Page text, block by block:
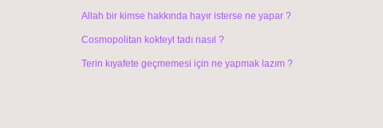
Allah bir kimse hakkında hayır isterse ne yapar ?
Cosmopolitan kokteyl tadı nasıl ?
Terin kıyafete geçmemesi için ne yapmak lazım ?